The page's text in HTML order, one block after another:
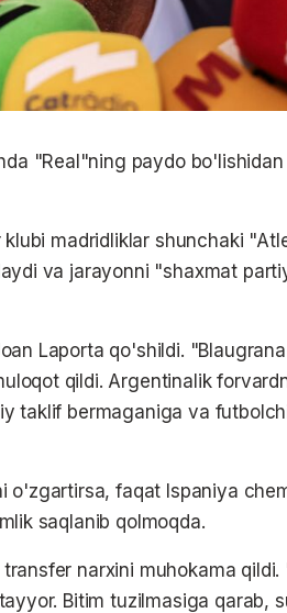
"Real"ning paydo
madridliklar shunchaki
va jarayonni "shaxmat
Laporta qo'shildi.
qildi. Argentinalik
taklif bermaganiga va
o'zgartirsa, faqat Ispaniya
saqlanib qolmoqda.
narxini muhokama qildi.
Bitim tuzilmasiga qarab,